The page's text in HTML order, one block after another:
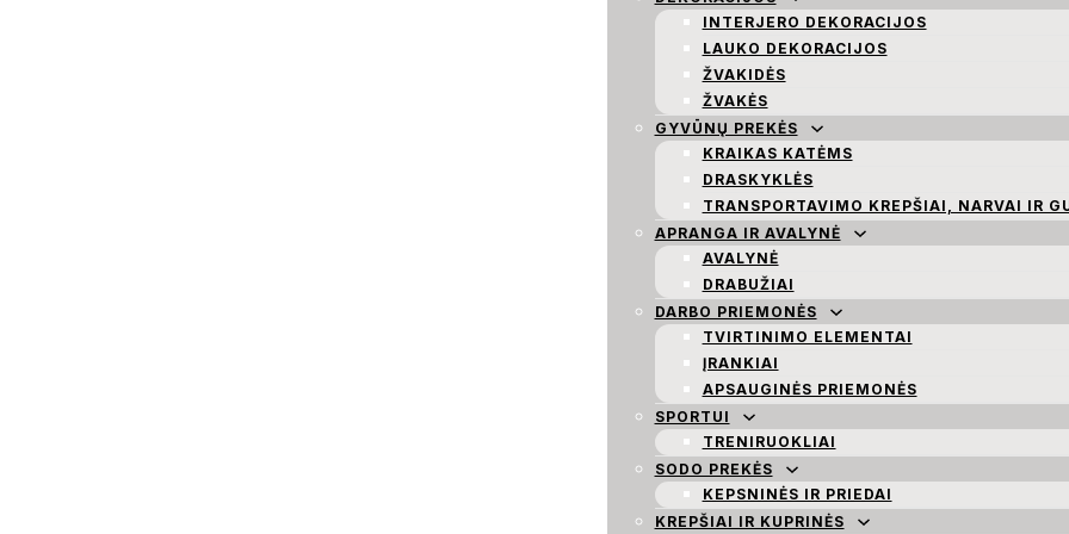
INTERJERO DEKORACIJOS
LAUKO DEKORACIJOS
ŽVAKIDĖS
ŽVAKĖS
GYVŪNŲ PREKĖS
KRAIKAS KATĖMS
DRASKYKLĖS
TRANSPORTAVIMO KREPŠIAI, NARVAI IR
APRANGA IR AVALYNĖ
AVALYNĖ
DRABUŽIAI
DARBO PRIEMONĖS
TVIRTINIMO ELEMENTAI
ĮRANKIAI
APSAUGINĖS PRIEMONĖS
SPORTUI
TRENIRUOKLIAI
SODO PREKĖS
KEPSNINĖS IR PRIEDAI
KREPŠIAI IR KUPRINĖS